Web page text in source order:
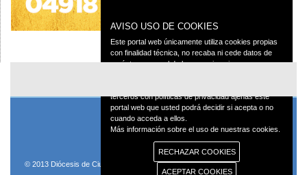
© 2013 Diócesis de Ciudad Real C/Caballeros 5, 13001 Ciudad Real - Tlf.:926
AVISO USO DE COOKIES
Este portal web únicamente utiliza cookies propias
con finalidad técnica, no recaba ni cede datos de
carácter personal de los usuarios sin su
terceros con políticas de privacidad ajenas este
portal web que usted podrá decidir si acepta o no
cuando acceda a ellos.
Más información sobre el uso de nuestras cookies.
RECHAZAR COOKIES
ACEPTAR COOKIES